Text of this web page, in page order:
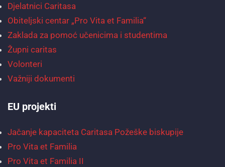
Djelatnici Caritasa
Obiteljski centar „Pro Vita et Familia“
Zaklada za pomoć učenicima i studentima
Župni caritas
Volonteri
Važniji dokumenti
EU projekti
Jačanje kapaciteta Caritasa Požeške biskupije
Pro Vita et Familia
Pro Vita et Familia II